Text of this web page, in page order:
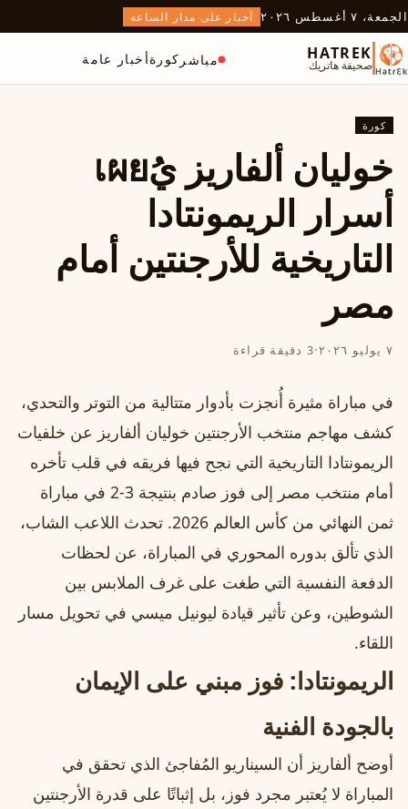
الجمعة، ٧ أغسطس ٢٠٢٦ أخبار على مدار الساعة
HATREK
صحيفة هاتريك مباشر كورةأخبار عامة
كورة
خوليان ألفاريز يُเผย
أسرار الريمونتادا
التاريخية للأرجنتين أمام
مصر
٧ يوليو ٢٠٢٦ ·3 دقيقة قراءة
في مباراة مثيرة أُنجزت بأدوار متتالية من التوتر والتحدي،
كشف مهاجم منتخب الأرجنتين خوليان ألفاريز عن خلفيات
الريمونتادا التاريخية التي نجح فيها فريقه في قلب تأخره
أمام منتخب مصر إلى فوز صادم بنتيجة 3-2 في مباراة
ثمن النهائي من كأس العالم 2026. تحدث اللاعب الشاب،
الذي تألق بدوره المحوري في المباراة، عن لحظات
الدفعة النفسية التي طغت على غرف الملابس بين
الشوطين، وعن تأثير قيادة ليونيل ميسي في تحويل مسار
اللقاء.
الريمونتادا: فوز مبني على الإيمان
بالجودة الفنية
أوضح ألفاريز أن السيناريو المُفاجئ الذي تحقق في
المباراة لا يُعتبر مجرد فوز، بل إثباتًا على قدرة الأرجنتين